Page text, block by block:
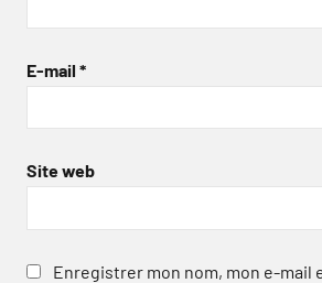
E-mail *
Site web
Enregistrer mon nom, mon e-mail